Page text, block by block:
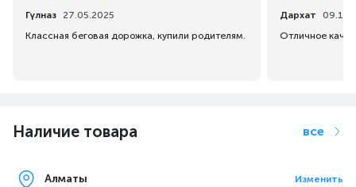
Гүлназ 27.05.2025
Классная беговая дорожка, купили родителям.
Дархат
Наличие товара все
Алматы Изменить